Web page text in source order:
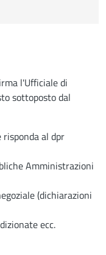
l'Ufficiale di
sottoposto dal
al dpr
Amministrazioni
(dichiarazioni
ecc.